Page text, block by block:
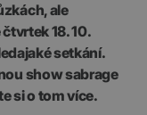
ale
18. 10.
setkání.
show sabrage
si o tom více.